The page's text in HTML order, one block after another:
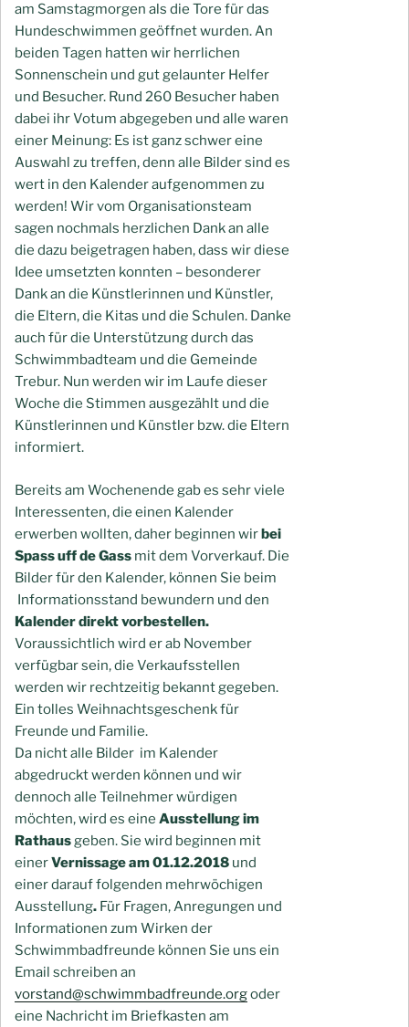
am Samstagmorgen als die Tore für das
Hundeschwimmen geöffnet wurden. An
beiden Tagen hatten wir herrlichen
Sonnenschein und gut gelaunter Helfer
und Besucher. Rund 260 Besucher haben
dabei ihr Votum abgegeben und alle waren
einer Meinung: Es ist ganz schwer eine
Auswahl zu treffen, denn alle Bilder sind es
wert in den Kalender aufgenommen zu
werden! Wir vom Organisationsteam
sagen nochmals herzlichen Dank an alle
die dazu beigetragen haben, dass wir diese
Idee umsetzten konnten – besonderer
Dank an die Künstlerinnen und Künstler,
die Eltern, die Kitas und die Schulen. Danke
auch für die Unterstützung durch das
Schwimmbadteam und die Gemeinde
Trebur. Nun werden wir im Laufe dieser
Woche die Stimmen ausgezählt und die
Künstlerinnen und Künstler bzw. die Eltern
informiert.
Bereits am Wochenende gab es sehr viele
Interessenten, die einen Kalender
erwerben wollten, daher beginnen wirbei
Spass uff de Gass mit dem Vorverkauf. Die
Bilder für den Kalender, können Sie beim
Informationsstand bewundern und den
Kalender direkt vorbestellen.
Voraussichtlich wird er ab November
verfügbar sein, die Verkaufsstellen
werden wir rechtzeitig bekannt gegeben.
Ein tolles Weihnachtsgeschenk für
Freunde und Familie.
Da nicht alle Bilder im Kalender
abgedruckt werden können und wir
dennoch alle Teilnehmer würdigen
möchten, wird es eine Ausstellung im
Rathausgeben. Sie wird beginnen mit
einerVernissage am 01.12.2018 und
einer darauf folgenden mehrwöchigen
Ausstellung. Für Fragen, Anregungen und
Informationen zum Wirken der
Schwimmbadfreunde können Sie uns ein
Email schreiben an
vorstand@schwimmbadfreunde.orgoder
eine Nachricht im Briefkasten am